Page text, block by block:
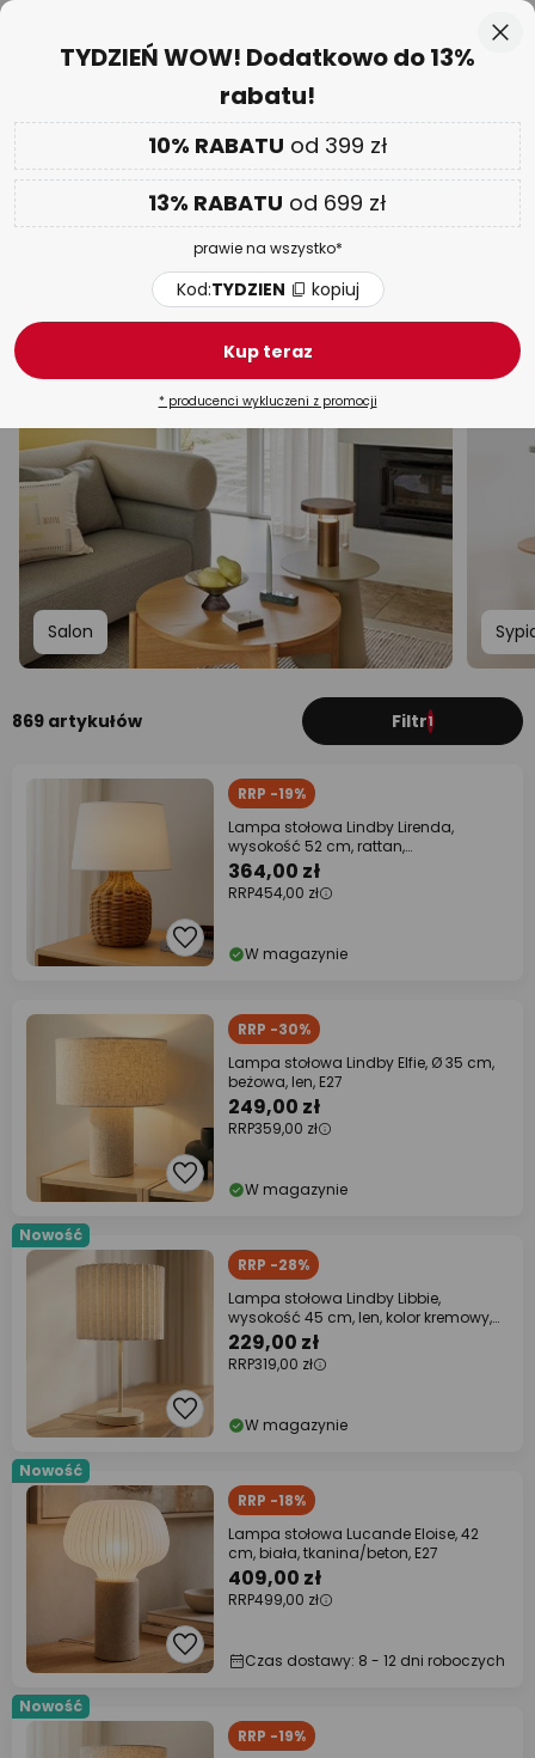
Przejdź
00 D 16 G 57 M 25 S
DODATKOWOnawet do 13% RABATU!
Kod:TYDZIEN kopiuj
TYDZIEŃ WOW| do -70%
Lampy stołowe z tkaniny
Nocne Biurkowe Zaciskowe / z klipsem LED
Salon
869 artykułów Filtr1
RRP -19%
Lampa stołowa Lindby Lirenda,
wysokość 52 cm, rattan,
naturalny/biały
364,00 zł
RRP454,00 zł
W magazynie
RRP -30%
Lampa stołowa Lindby Elfie, Ø 35 cm,
beżowa, len, E27
249,00 zł
RRP359,00 zł
W magazynie
Nowość
RRP -28%
Lampa stołowa Lindby Libbie,
wysokość 45 cm, len, kolor kremowy,
E27
229,00 zł
RRP319,00 zł
W magazynie
Nowość
RRP -18%
Lampa stołowa Lucande Eloise, 42
cm, biała, tkanina/beton, E27
409,00 zł
RRP499,00 zł
Czas dostawy: 8 - 12 dni roboczych
Nowość
RRP -19%
TYDZIEŃ WOW! Dodatkowo do 13%
rabatu!
10% RABATU od 399 zł
13% RABATU od 699 zł
prawie na wszystko*
Kod:TYDZIEN kopiuj
Kup teraz
* producenci wykluczeni z promocji